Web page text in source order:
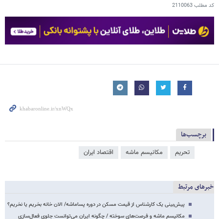
کد مطلب2110063
برچسب‌ها
تحریم مکانیسم ماشه اقتصاد ایران
خبرهای مرتبط
پیش‌بینی یک کارشناس از قیمت مسکن در دوره پساماشه/ الان خانه بخریم یا نخریم؟
مکانیسم ماشه و فرصت‌های سوخته / چگونه ایران می‌توانست جلوی فعال‌سازی